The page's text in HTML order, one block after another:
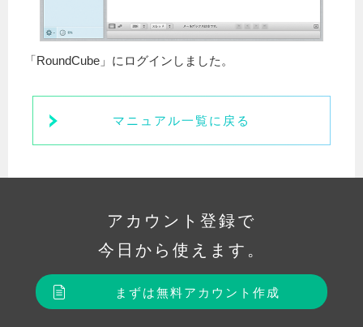
「RoundCube」にログインしました。
マニュアル一覧に戻る
アカウント登録で
今日から使えます。
まずは無料アカウント作成